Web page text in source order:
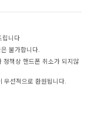
립니다
불가합니다.
정책상 핸드폰 취소가 되지않
우선적으로 환원됩니다.